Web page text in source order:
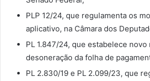
PLP 12/24, que regulamenta os
aplicativo, na Câmara dos
PL 1.847/24, que estabelece novo
desoneração da folha de
PL 2.830/19 e PL 2.099/23, que